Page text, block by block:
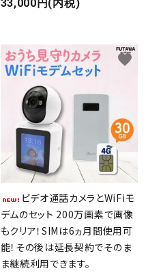
33,000円(内税)
ビデオ通話カメラとWiFiモ
デムのセット 200万画素で画像
もクリア！SIMは6ヵ月間使用可
能！その後は延長契約でそのま
ま継続利用できます。
favorite